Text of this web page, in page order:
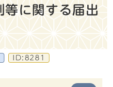
等に関する届出
ID:8281